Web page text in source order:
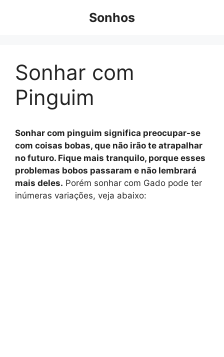
Sonhos
Sonhar com
Pinguim
Sonhar com pinguim significa preocupar-se
com coisas bobas, que não irão te atrapalhar
no futuro. Fique mais tranquilo, porque esses
problemas bobos passaram e não lembrará
mais deles. Porém sonhar com Gado pode ter
inúmeras variações, veja abaixo: